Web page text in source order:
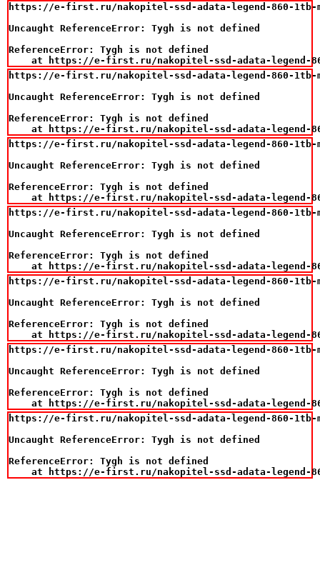
https://e-first.ru/nakopitel-ssd-adata-legend-860-1tb-m-
Uncaught ReferenceError: Tygh is not defined
ReferenceError: Tygh is not defined
at https://e-first.ru/nakopitel-ssd-adata-
https://e-first.ru/nakopitel-ssd-adata-legend-860-1tb-
Uncaught ReferenceError: Tygh is not defined
ReferenceError: Tygh is not defined
at https://e-first.ru/nakopitel-ssd-adata-
https://e-first.ru/nakopitel-ssd-adata-legend-860-1tb-
Uncaught ReferenceError: Tygh is not defined
ReferenceError: Tygh is not defined
at https://e-first.ru/nakopitel-ssd-adata-
https://e-first.ru/nakopitel-ssd-adata-legend-860-1tb-
Uncaught ReferenceError: Tygh is not defined
ReferenceError: Tygh is not defined
at https://e-first.ru/nakopitel-ssd-adata-
https://e-first.ru/nakopitel-ssd-adata-legend-860-1tb-m-
Uncaught ReferenceError: Tygh is not defined
ReferenceError: Tygh is not defined
at https://e-first.ru/nakopitel-ssd-adata-
https://e-first.ru/nakopitel-ssd-adata-legend-860-1tb-
Uncaught ReferenceError: Tygh is not defined
ReferenceError: Tygh is not defined
at https://e-first.ru/nakopitel-ssd-adata-
https://e-first.ru/nakopitel-ssd-adata-legend-860-1tb-
Uncaught ReferenceError: Tygh is not defined
ReferenceError: Tygh is not defined
at https://e-first.ru/nakopitel-ssd-adata-